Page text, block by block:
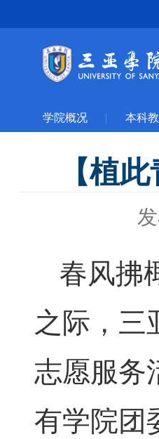
学院概况 本科
【植
春风拂
之际，三
志愿服务
有学院团